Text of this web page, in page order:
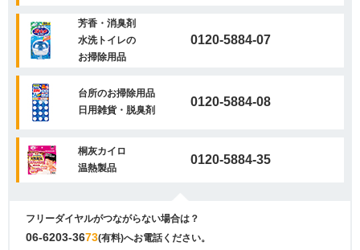
芳香・消臭剤
水洗トイレの
お掃除用品
0120-5884-07
台所のお掃除用品
日用雑貨・脱臭剤
0120-5884-08
桐灰カイロ
温熱製品
0120-5884-35
フリーダイヤルがつながらない場合は？
06-6203-3673(有料)へお電話ください。